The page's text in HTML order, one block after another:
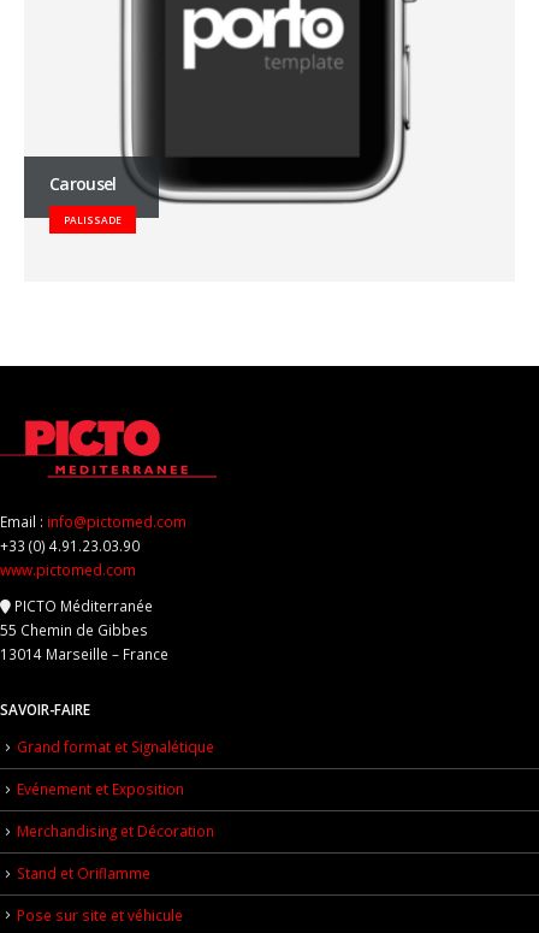
Carousel
PALISSADE
Email : info@pictomed.com
+33 (0) 4.91.23.03.90
www.pictomed.com
PICTO Méditerranée
55 Chemin de Gibbes
13014 Marseille – France
SAVOIR-FAIRE
Grand format et Signalétique
Evénement et Exposition
Merchandising et Décoration
Stand et Oriflamme
Pose sur site et véhicule